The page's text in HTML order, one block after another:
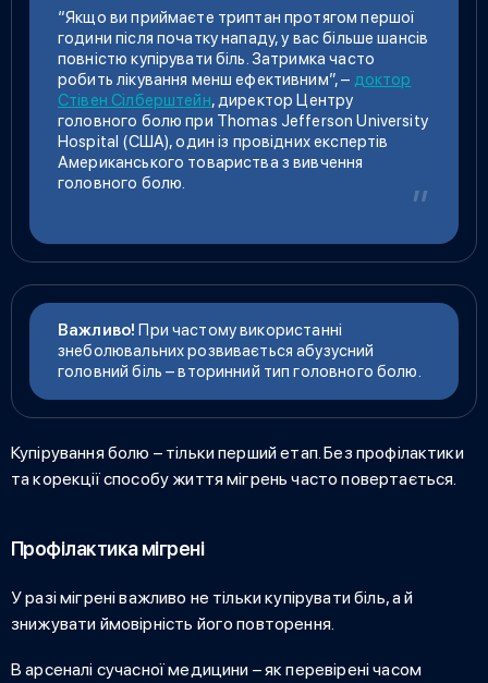
“Якщо ви приймаєте триптан протягом першої
години після початку нападу, у вас більше шансів
повністю купірувати біль. Затримка часто
робить лікування менш ефективним”, – доктор
Стівен Сілберштейн, директор Центру
головного болю при Thomas Jefferson University
Hospital (США), один із провідних експертів
Американського товариства з вивчення
головного болю.
Важливо! При частому використанні
знеболювальних розвивається абузусний
головний біль – вторинний тип головного болю.
Купірування болю – тільки перший етап. Без профілактики
та корекції способу життя мігрень часто повертається.
Профілактика мігрені
У разі мігрені важливо не тільки купірувати біль, а й
знижувати ймовірність його повторення.
В арсеналі сучасної медицини – як перевірені часом